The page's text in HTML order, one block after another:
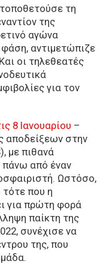
τη
της
αγώνα
φάση, αντιμετώπιζε
οι τηλεθεατές
για τον
8 Ιανουαρίου –
αποδείξεων στην
με πιθανά
πάνω από έναν
Ωστόσο,
τότε που η
για πρώτη φορά
παίκτη της
συνέχισε να
της, που